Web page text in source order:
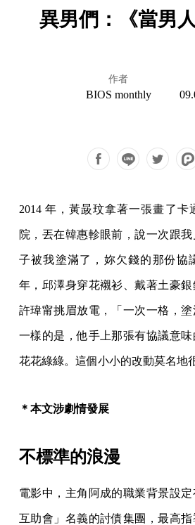
異男們：《當男
作者
BIOS monthly
2014 年，黃晸玟拿著一張畫了卡
院，丟在韓惠軫眼前，說一次跟
子被我塗滿了，妳欠錢的那份協
年，邱澤身穿花襯衫、戴著土豪
許瑋甯挑眉放電，「一次一格，
一樣的是，他手上那張有協議意
花花綠綠。這個小小的改動莫名地
＊本文涉劇情發展
不標準的浪漫
電影中，主角阿成的職業背景設
互助會」名義的討債集團，最高